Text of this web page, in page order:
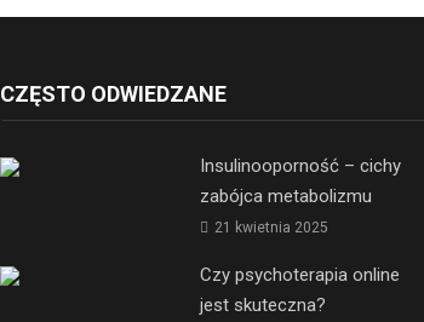
CZĘSTO ODWIEDZANE
Insulinooporność – cichy
zabójca metabolizmu
21 kwietnia 2025
Czy psychoterapia online
jest skuteczna?